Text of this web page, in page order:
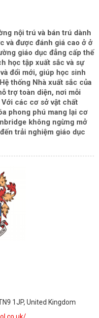
nội trú và bán trú dành
và được đánh giá cao ở ở
giáo dục đẳng cấp thế
học tập xuất sắc và sự
đổi mới, giúp học sinh
thống Nhà xuất sắc của
trợ toàn diện, nơi mỗi
các cơ sở vật chất
phong phú mang lại cơ
không ngừng mở
trải nghiệm giáo dục
1JP, United Kingdom